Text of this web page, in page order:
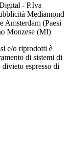
- P.Iva
Mediamond
Amsterdam (Paesi
Monzese (MI)
e/o riprodotti è
di sistemi di
espresso di